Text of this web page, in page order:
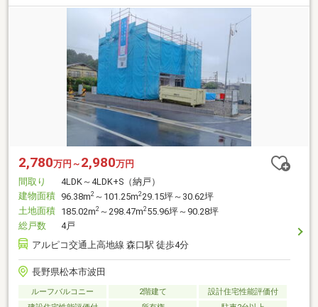
2,780万円～ 2,980万円
間取り
4LDK～4LDK+S（納戸）
建物面積 96.38m2 ～101.25m229.15坪～30.62坪
土地面積 185.02m2 ～298.47m2 55.96坪～90.28坪
総戸数
4戸
アルピコ交通上高地線 森口駅 徒歩4分
長野県松本市波田
ルーフバルコニー 2階建て
設計住宅性能評価付